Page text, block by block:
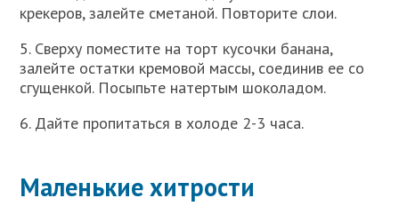
крекеров, залейте сметаной. Повторите слои.
5. Сверху поместите на торт кусочки банана,
залейте остатки кремовой массы, соединив ее со
сгущенкой. Посыпьте натертым шоколадом.
6. Дайте пропитаться в холоде 2-3 часа.
Маленькие хитрости